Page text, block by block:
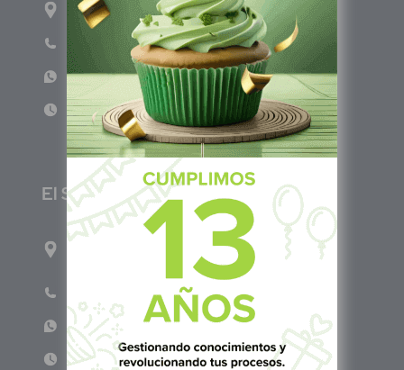
Carrera 71G #117-67 INT 3 OFI 701
Teléfono: (601) 522 3869
WhatsApp: +57 317 4651554
Lun - Vie 8:00am - 5:00pm
El Salvador
1ro Cll Pte, y 61 Av Nte, #3206, Local 9, San
Teléfono: +503 6986 1402
WhatsApp: +503 7687 3923
Lun - Vie 8:00am - 5:00pm